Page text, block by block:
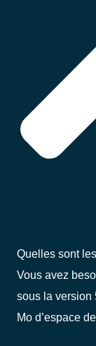
Quelles sont
Vous avez
sous la version
Mo d’espace